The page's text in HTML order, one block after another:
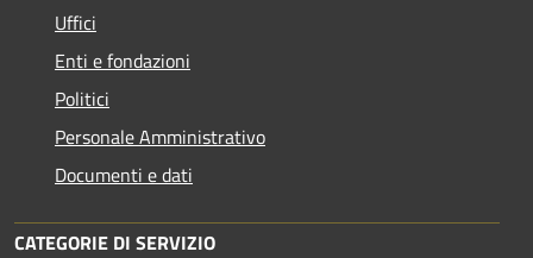
Uffici
Enti e fondazioni
Politici
Personale Amministrativo
Documenti e dati
CATEGORIE DI SERVIZIO